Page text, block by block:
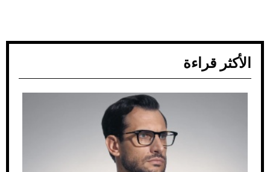
الأكثر قراءة